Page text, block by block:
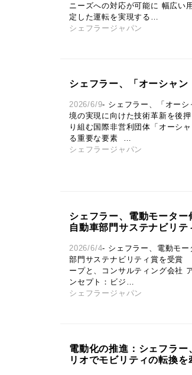
ニーズへの対応が可能に 幅広い
定した運転を実現する…
シェフラージャパン
シェフラー、「オーシャ
2026/6/9- シェフラー、「オー
境の実現に向けた技術革新を後
り組む国際非営利団体「オーシ
る重要な要素 …
シェフラージャパン
シェフラー、電動モータ
自動車部門サステナビリテ
2026/6/4- シェフラー、電動モ
部門サステナビリティ賞を受賞
ープと、コンサルティング会社
ンセプト：ビジ…
シェフラージャパン
電動化の推進：シェフラ
リオでモビリティの転換を